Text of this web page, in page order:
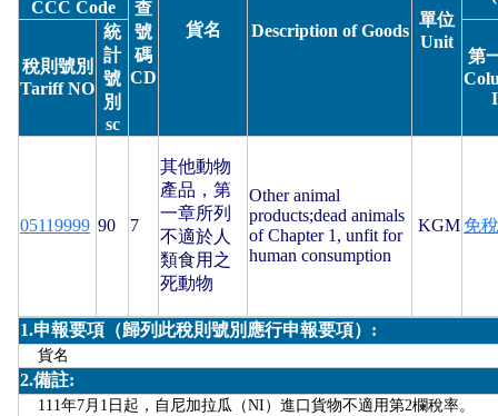
CCC Code
查
號
碼
CD
貨名 Description of Goods
單位
Unit
稅則號別
Tariff NO
統
計
號
別
sc
第
I
05119999 90 7
其他動物
產品，第
一章所列
不適於人
類食用之
死動物
Other animal
products;dead animals
of Chapter 1, unfit for
human consumption
KGM 免稅
1.申報要項（歸列此稅則號別應行申報要項）:
貨名
2.備註:
111年7月1日起，自尼加拉瓜（NI）進口貨物不適用第2欄稅率。